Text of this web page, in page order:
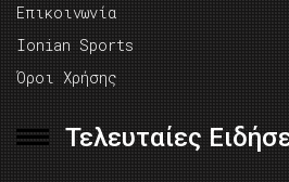
Επικοινωνία
Ionian Sports
Όροι Χρήσης
Τελευταίες